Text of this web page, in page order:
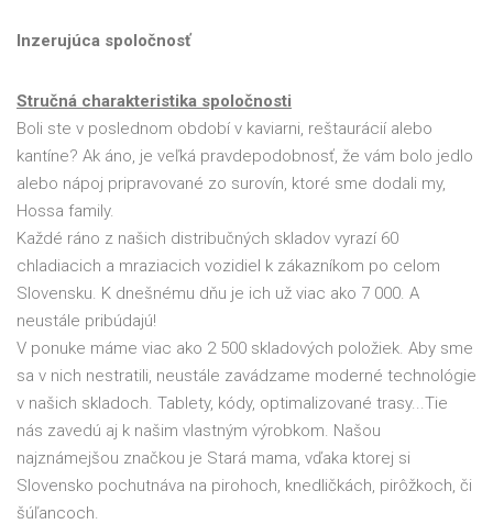
Inzerujúca spoločnosť
Stručná charakteristika spoločnosti
Boli ste v poslednom období v kaviarni, reštaurácií alebo
kantíne? Ak áno, je veľká pravdepodobnosť, že vám bolo jedlo
alebo nápoj pripravované zo surovín, ktoré sme dodali my,
Hossa family.
Každé ráno z našich distribučných skladov vyrazí 60
chladiacich a mraziacich vozidiel k zákazníkom po celom
Slovensku. K dnešnému dňu je ich už viac ako 7 000. A
neustále pribúdajú!
V ponuke máme viac ako 2 500 skladových položiek. Aby sme
sa v nich nestratili, neustále zavádzame moderné technológie
v našich skladoch. Tablety, kódy, optimalizované trasy...Tie
nás zavedú aj k našim vlastným výrobkom. Našou
najznámejšou značkou je Stará mama, vďaka ktorej si
Slovensko pochutnáva na pirohoch, knedličkách, pirôžkoch, či
šúľancoch.